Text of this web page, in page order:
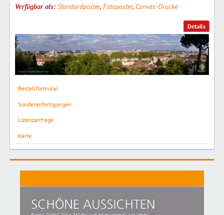
Details
Verfügbar als:Standardposter, Fotoposter, Canvas-Drucke
Bestellformular
Sonderanfertigungen
Lizenzanfrage
Karte